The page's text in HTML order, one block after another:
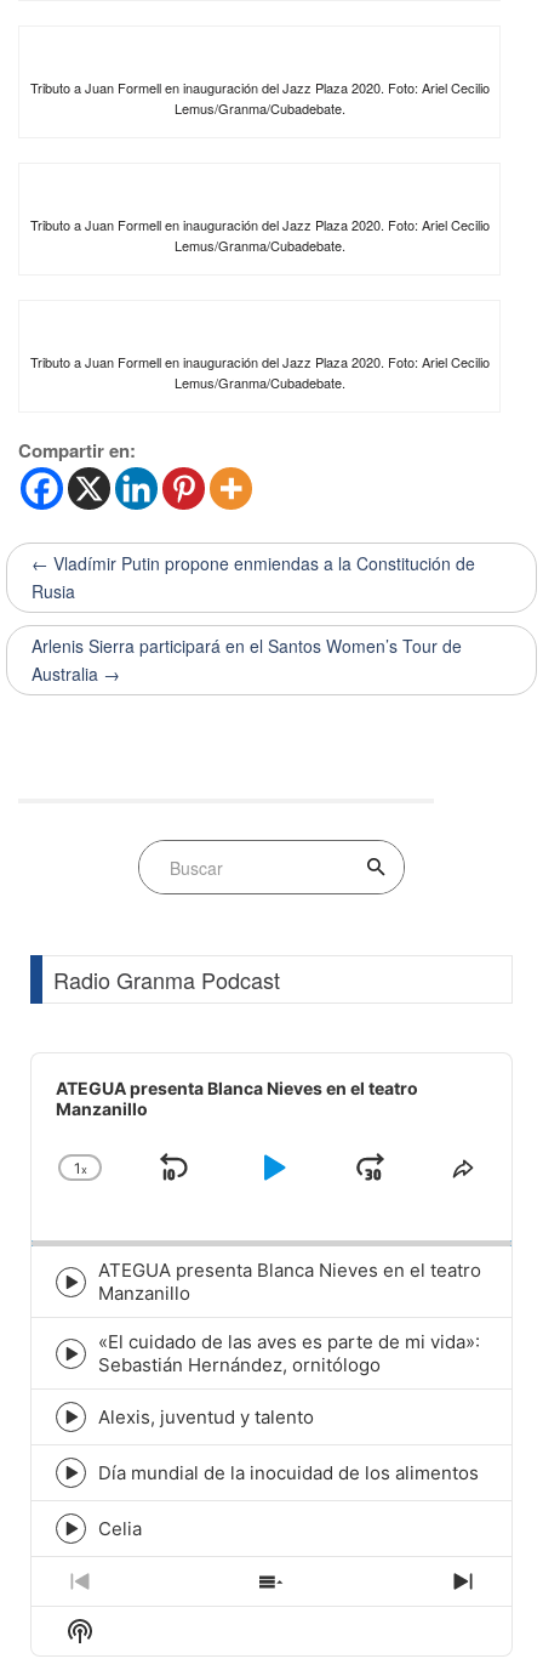
Tributo a Juan Formell en inauguración del Jazz Plaza 2020. Foto: Ariel Cecilio
Lemus/Granma/Cubadebate.
Tributo a Juan Formell en inauguración del Jazz Plaza 2020. Foto: Ariel Cecilio
Lemus/Granma/Cubadebate.
Tributo a Juan Formell en inauguración del Jazz Plaza 2020. Foto: Ariel Cecilio
Lemus/Granma/Cubadebate.
Compartir en:
← Vladímir Putin propone enmiendas a la Constitución de
Rusia
Arlenis Sierra participará en el Santos Women’s Tour de
Australia →
Radio Granma Podcast
Audio
Player
ATEGUA presenta Blanca Nieves en el teatro
Manzanillo
Change
1x
Skip
Play
JumpShare
Episode
play
icon
ATEGUA presenta Blanca Nieves en el teatro
Manzanillo
Episode
play
icon
«El cuidado de las aves es parte de mi vida»:
Sebastián Hernández, ornitólogo
Episode
play
icon
Alexis, juventud y talento
Episode
play
icon
Día mundial de la inocuidad de los alimentos
Episode
play
icon
Celia
Previous
Episode
Show
Next
Show
Podcast